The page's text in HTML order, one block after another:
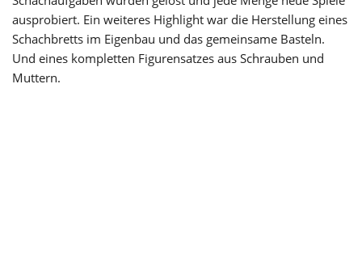
ausprobiert. Ein weiteres Highlight war die Herstellung eines
Schachbretts im Eigenbau und das gemeinsame Basteln.
Und eines kompletten Figurensatzes aus Schrauben und
Muttern.